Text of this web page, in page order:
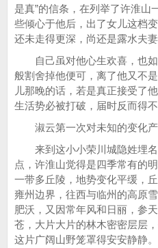
是真”的信条，在列举了许淮山
些倾心于他后，出了女儿这档
还未走得更深，尚还是露水夫妻
自己虽对他心生欢喜，也如
般割舍掉他便可，离了他又不
儿那晚的话，若是真正接受了
生活势必被打破，届时反而得不
淑云第一次对未知的变化产
来到这小小荣川城隐姓埋名
点，许淮山觉得是四季常有的
一带多丘陵，地势变化平缓，
雍州边界，往西与临州的高原
肥沃，又因常年风和日丽，参
苍，大片大片的林木密密层层
这片广阔山野笼罩得安安静静